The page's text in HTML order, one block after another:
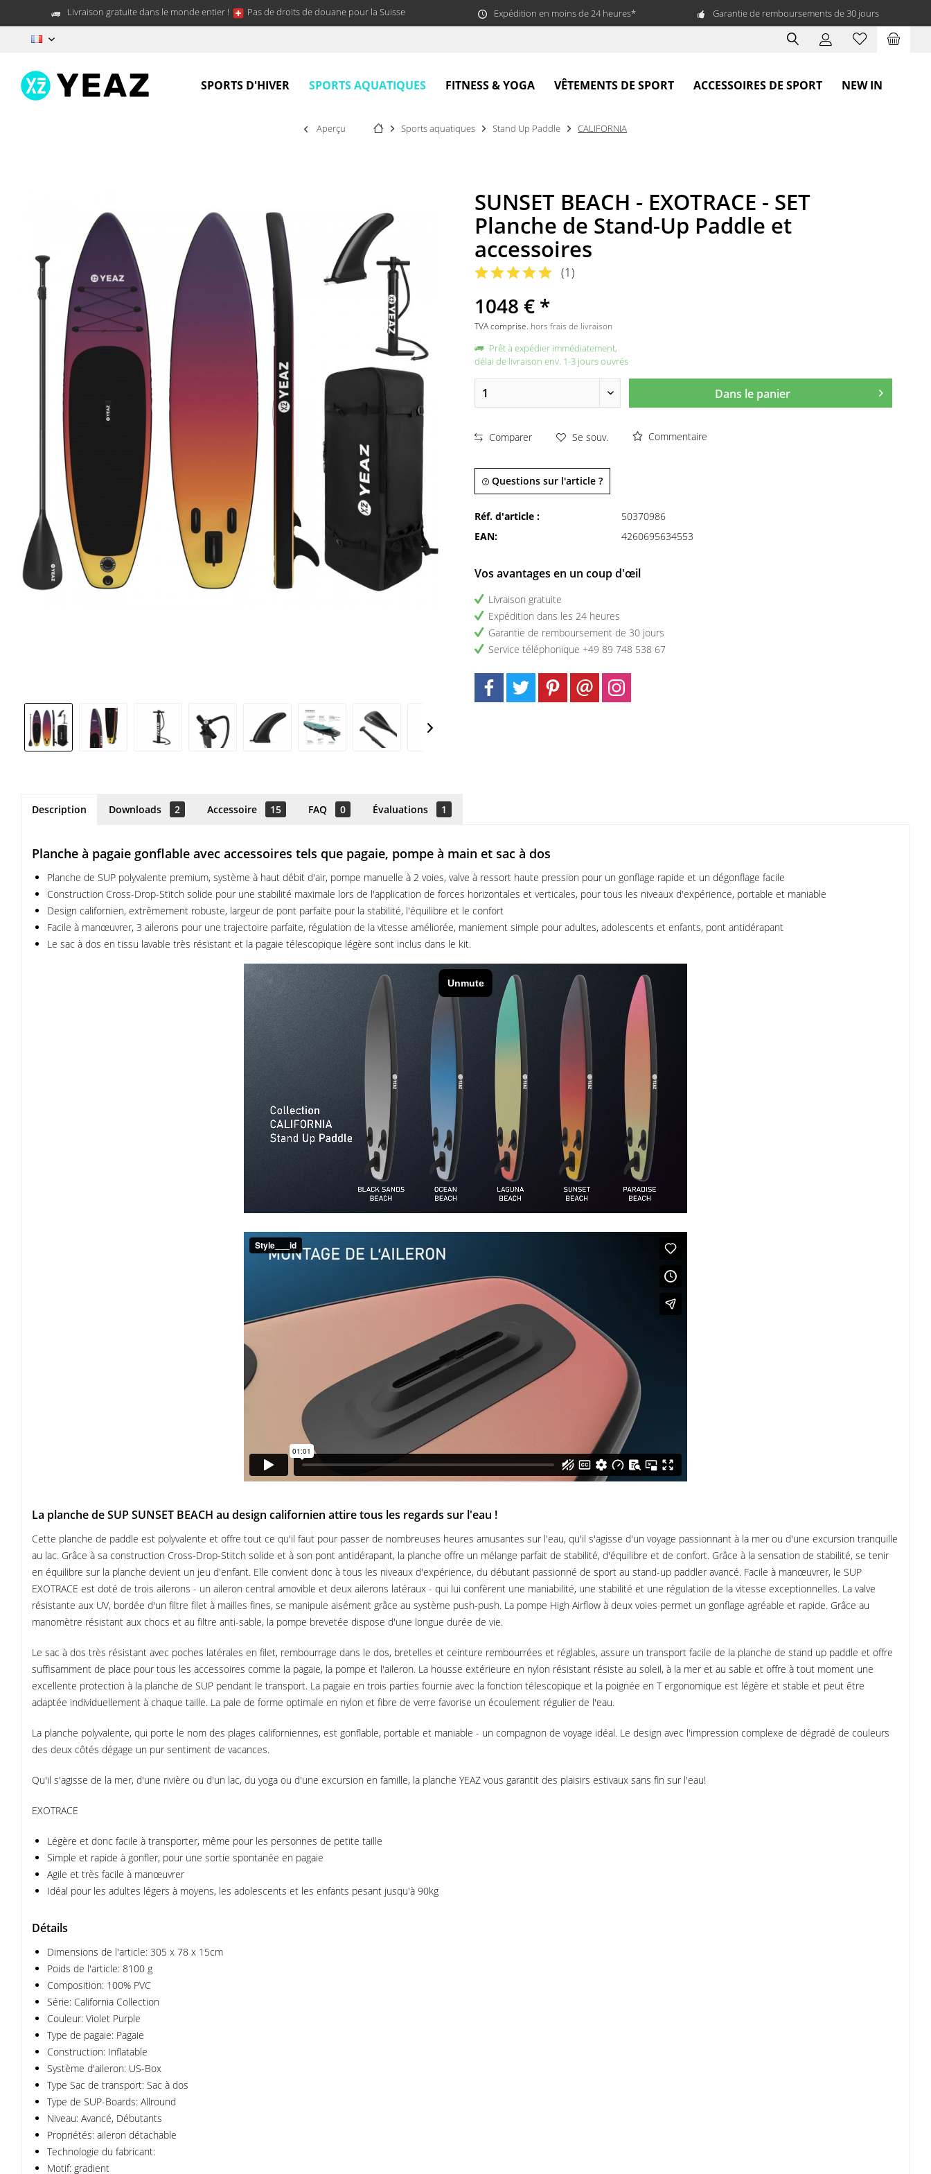
Livraison gratuite dans le monde entier ! Pas de droits de douane pour la Suisse Expédition en moins de 24 heures* Garantie de remboursements de 30 jours
SPORTS D'HIVER SPORTS AQUATIQUES FITNESS & YOGA VÊTEMENTS DE SPORT ACCESSOIRES DE SPORT NEW IN
Aperçu Sports aquatiques Stand Up Paddle CALIFORNIA
SUNSET BEACH - EXOTRACE - SET
Planche de Stand-Up Paddle et
accessoires
(1)
1048 € *
TVA comprise. hors frais de livraison
Prêt à expédier immédiatement,
délai de livraison env. 1-3 jours ouvrés
Dans le panier
Comparer Se souv. Commentaire
Questions sur l'article ?
Réf. d'article :
50370986
EAN:
4260695634553
Vos avantages en un coup d'œil
Livraison gratuite
Expédition dans les 24 heures
Garantie de remboursement de 30 jours
Service téléphonique +49 89 748 538 67
Description Downloads 2 Accessoire 15 FAQ 0 Évaluations 1
Planche à pagaie gonflable avec accessoires tels que pagaie, pompe à main et sac à dos
Planche de SUP polyvalente premium, système à haut débit d'air, pompe manuelle à 2 voies, valve à ressort haute pression pour un gonflage rapide et un dégonflage facile
Construction Cross-Drop-Stitch solide pour une stabilité maximale lors de l'application de forces horizontales et verticales, pour tous les niveaux d'expérience, portable et maniable
Design californien, extrêmement robuste, largeur de pont parfaite pour la stabilité, l'équilibre et le confort
Facile à manœuvrer, 3 ailerons pour une trajectoire parfaite, régulation de la vitesse améliorée, maniement simple pour adultes, adolescents et enfants, pont antidérapant
Le sac à dos en tissu lavable très résistant et la pagaie télescopique légère sont inclus dans le kit.
La planche de SUP SUNSET BEACH au design californien attire tous les regards sur l'eau !
Cette planche de paddle est polyvalente et offre tout ce qu'il faut pour passer de nombreuses heures amusantes sur l'eau, qu'il s'agisse d'un voyage passionnant à la mer ou d'une excursion tranquille
au lac. Grâce à sa construction Cross-Drop-Stitch solide et à son pont antidérapant, la planche offre un mélange parfait de stabilité, d'équilibre et de confort. Grâce à la sensation de stabilité, se tenir
en équilibre sur la planche devient un jeu d'enfant. Elle convient donc à tous les niveaux d'expérience, du débutant passionné de sport au stand-up paddler avancé. Facile à manœuvrer, le SUP
EXOTRACE est doté de trois ailerons - un aileron central amovible et deux ailerons latéraux - qui lui confèrent une maniabilité, une stabilité et une régulation de la vitesse exceptionnelles. La valve
résistante aux UV, bordée d'un filtre filet à mailles fines, se manipule aisément grâce au système push-push. La pompe High Airflow à deux voies permet un gonflage agréable et rapide. Grâce au
manomètre résistant aux chocs et au filtre anti-sable, la pompe brevetée dispose d'une longue durée de vie.
Le sac à dos très résistant avec poches latérales en filet, rembourrage dans le dos, bretelles et ceinture rembourrées et réglables, assure un transport facile de la planche de stand up paddle et offre
suffisamment de place pour tous les accessoires comme la pagaie, la pompe et l'aileron. La housse extérieure en nylon résistant résiste au soleil, à la mer et au sable et offre à tout moment une
excellente protection à la planche de SUP pendant le transport. La pagaie en trois parties fournie avec la fonction télescopique et la poignée en T ergonomique est légère et stable et peut être
adaptée individuellement à chaque taille. La pale de forme optimale en nylon et fibre de verre favorise un écoulement régulier de l'eau.
La planche polyvalente, qui porte le nom des plages californiennes, est gonflable, portable et maniable - un compagnon de voyage idéal. Le design avec l'impression complexe de dégradé de couleurs
des deux côtés dégage un pur sentiment de vacances.
Qu'il s'agisse de la mer, d'une rivière ou d'un lac, du yoga ou d'une excursion en famille, la planche YEAZ vous garantit des plaisirs estivaux sans fin sur l'eau!
EXOTRACE
Légère et donc facile à transporter, même pour les personnes de petite taille
Simple et rapide à gonfler, pour une sortie spontanée en pagaie
Agile et très facile à manœuvrer
Idéal pour les adultes légers à moyens, les adolescents et les enfants pesant jusqu'à 90kg
Détails
Dimensions de l'article: 305 x 78 x 15cm
Poids de l'article: 8100 g
Composition: 100% PVC
Série: California Collection
Couleur: Violet Purple
Type de pagaie: Pagaie
Construction: Inflatable
Système d'aileron: US-Box
Type Sac de transport: Sac à dos
Type de SUP-Boards: Allround
Niveau: Avancé, Débutants
Propriétés: aileron détachable
Technologie du fabricant:
Motif: gradient